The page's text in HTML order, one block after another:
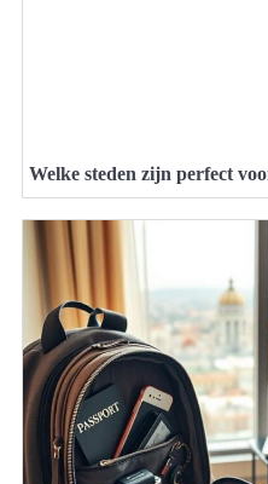
Welke steden zijn perfect